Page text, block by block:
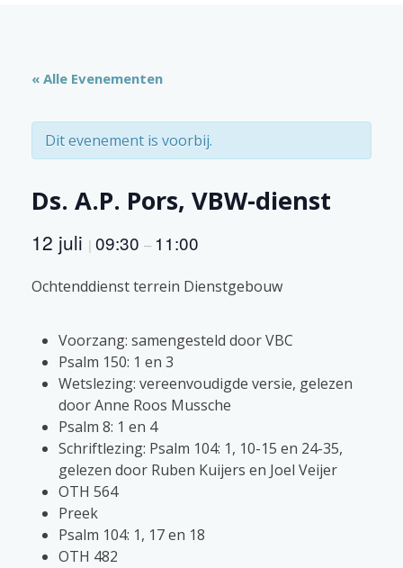
« Alle Evenementen
Dit evenement is voorbij.
Ds. A.P. Pors, VBW-dienst
12 juli | 09:30 – 11:00
Ochtenddienst terrein Dienstgebouw
Voorzang: samengesteld door VBC
Psalm 150: 1 en 3
Wetslezing: vereenvoudigde versie, gelezen
door Anne Roos Mussche
Psalm 8: 1 en 4
Schriftlezing: Psalm 104: 1, 10-15 en 24-35,
gelezen door Ruben Kuijers en Joel Veijer
OTH 564
Preek
Psalm 104: 1, 17 en 18
OTH 482